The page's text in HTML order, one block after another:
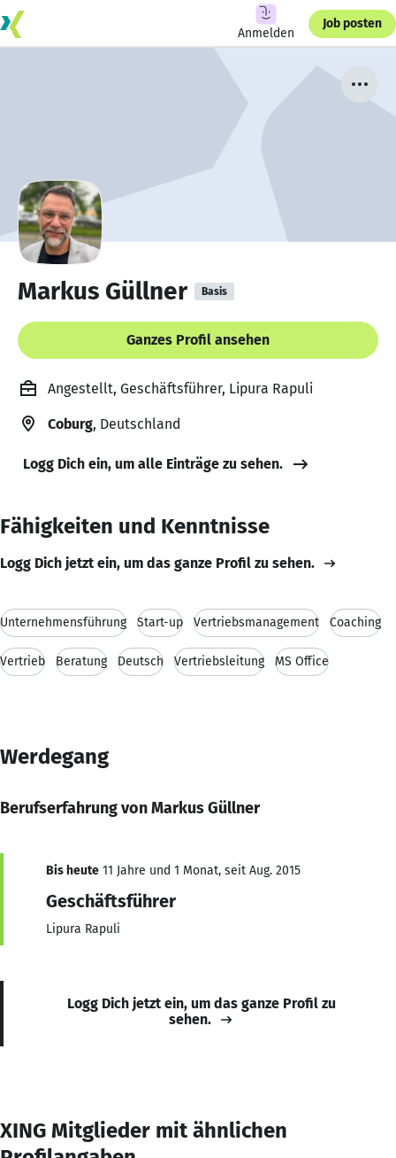
Anmelden
Job posten
Markus Güllner Basis
Ganzes Profil ansehen
Angestellt, Geschäftsführer, Lipura Rapuli
Coburg, Deutschland
Logg Dich ein, um alle Einträge zu sehen.
Fähigkeiten und Kenntnisse
Logg Dich jetzt ein, um das ganze Profil zu sehen.
Unternehmensführung Start-up Vertriebsmanagement Coaching
Vertrieb Beratung Deutsch Vertriebsleitung MS Office
Werdegang
Berufserfahrung von Markus Güllner
Bis heute 11 Jahre und 1 Monat, seit Aug. 2015
Geschäftsführer
Lipura Rapuli
Logg Dich jetzt ein, um das ganze Profil zu
sehen.
XING Mitglieder mit ähnlichen